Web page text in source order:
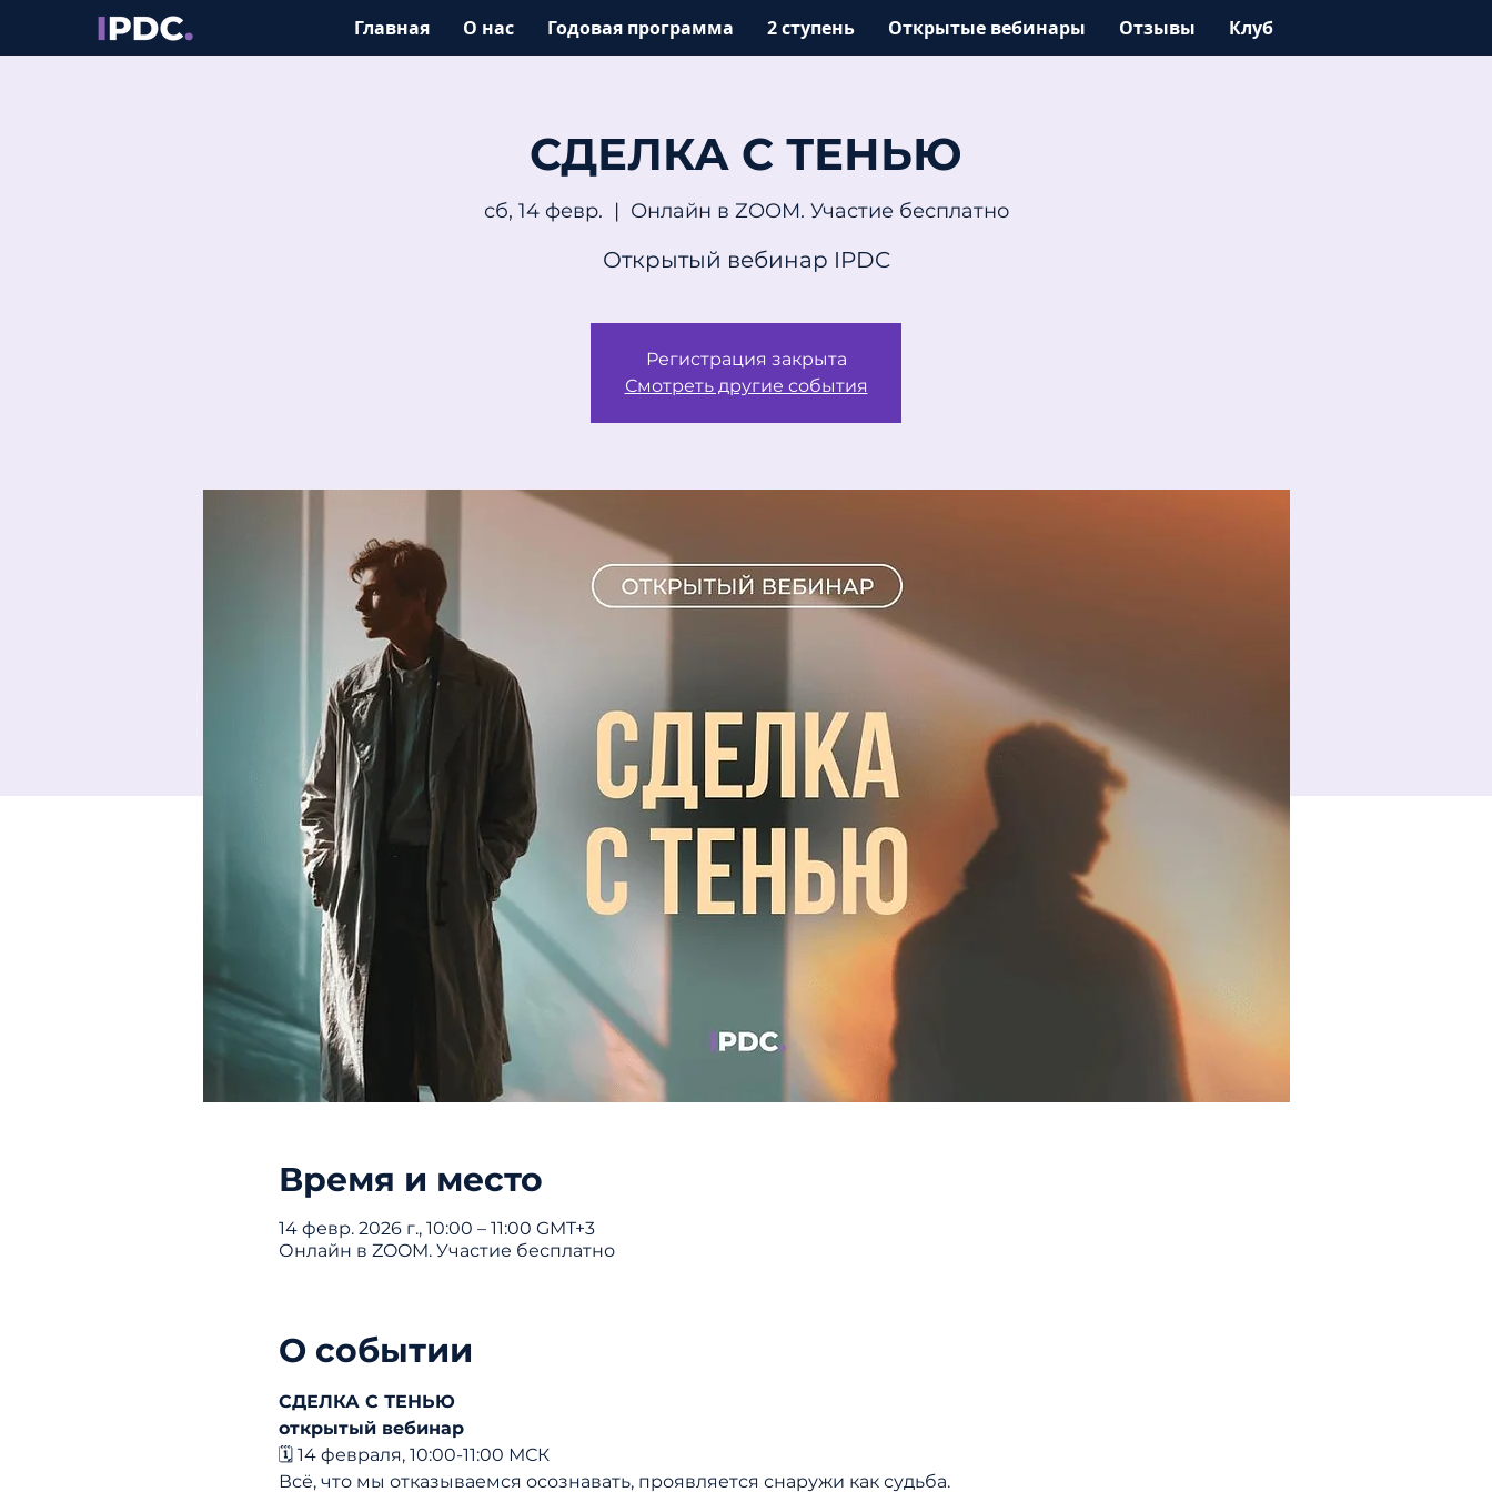
Главная О нас Годовая программа 2 ступень Открытые вебинары Отзывы Клуб
СДЕЛКА С ТЕНЬЮ
сб, 14 февр.
  |
Онлайн в ZOOM. Участие бесплатно
Открытый вебинар IPDC
Регистрация закрыта
Смотреть другие события
Время и место
14 февр. 2026 г., 10:00 – 11:00 GMT+3
Онлайн в ZOOM. Участие бесплатно
О событии
СДЕЛКА С ТЕНЬЮ
открытый вебинар
🗓️ 14 февраля, 10:00-11:00 МСК
Всё, что мы отказываемся осознавать, проявляется снаружи как судьба.